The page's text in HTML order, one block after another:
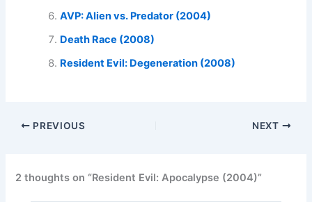
AVP: Alien vs. Predator (2004)
Death Race (2008)
Resident Evil: Degeneration (2008)
PREVIOUS NEXT
2 thoughts on “Resident Evil: Apocalypse (2004)”